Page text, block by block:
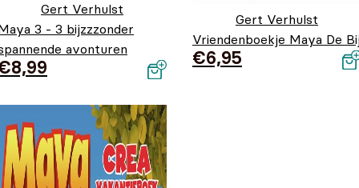
Gert Verhulst
3 - 3 bijzzzonder
avonturen
8,99
Gert Verhulst
Vriendenboekje Maya De
€6,95